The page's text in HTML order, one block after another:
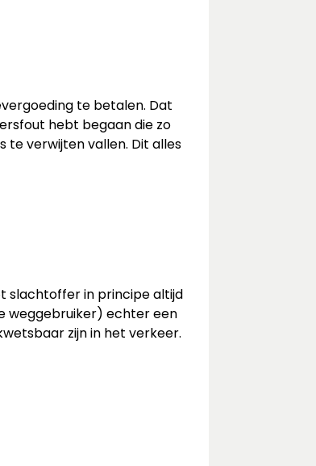
te betalen. Dat
hebt begaan die zo
te verwijten vallen. Dit alles
slachtoffer in principe altijd
weggebruiker) echter een
zijn in het verkeer.